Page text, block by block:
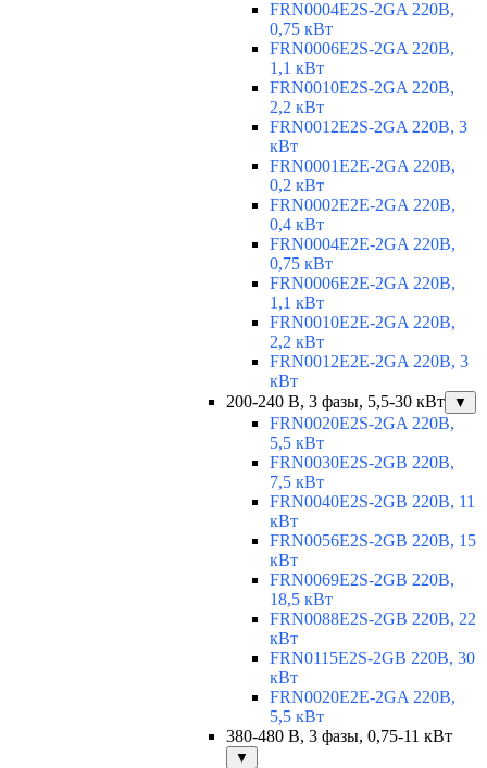
FRN0004E2S-2GA 220В,
0,75 кВт
FRN0006E2S-2GA 220В,
1,1 кВт
FRN0010E2S-2GA 220В,
2,2 кВт
FRN0012E2S-2GA 220В, 3
кВт
FRN0001E2E-2GA 220В,
0,2 кВт
FRN0002E2E-2GA 220В,
0,4 кВт
FRN0004E2E-2GA 220В,
0,75 кВт
FRN0006E2E-2GA 220В,
1,1 кВт
FRN0010E2E-2GA 220В,
2,2 кВт
FRN0012E2E-2GA 220В, 3
кВт
200-240 В, 3 фазы, 5,5-30 кВт
▼
FRN0020E2S-2GA 220В,
5,5 кВт
FRN0030E2S-2GB 220В,
7,5 кВт
FRN0040E2S-2GB 220В, 11
кВт
FRN0056E2S-2GB 220В, 15
кВт
FRN0069E2S-2GB 220В,
18,5 кВт
FRN0088E2S-2GB 220В, 22
кВт
FRN0115E2S-2GB 220В, 30
кВт
FRN0020E2E-2GA 220В,
5,5 кВт
380-480 В, 3 фазы, 0,75-11 кВт
▼